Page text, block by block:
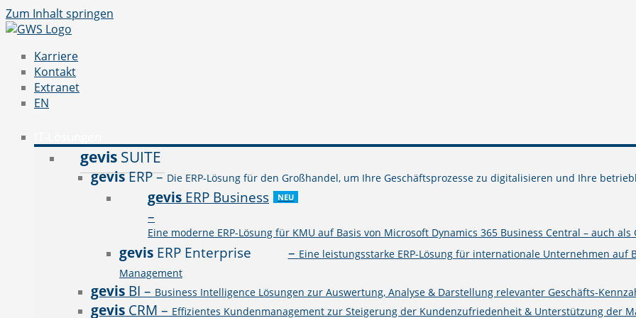
Zum Inhalt springen
Karriere
Kontakt
Extranet
EN
gevis SUITE
gevisERP– Die ERP-Lösung für den Großhandel, um Ihre Geschäftsprozesse zu digitalisieren und Ihre
gevis ERP Business
–
Eine moderne ERP-Lösung für KMU auf Basis von Microsoft Dynamics 365 Business Central – auch als
NEU
gevis ERP Enterprise – Eine leistungsstarke ERP-Lösung für internationale Unternehmen auf
Management
gevis BI – Business Intelligence Lösungen zur Auswertung, Analyse & Darstellung relevanter Geschäfts-
gevis CRM – Effizientes Kundenmanagement zur Steigerung der Kundenzufriedenheit & Unterstützung der